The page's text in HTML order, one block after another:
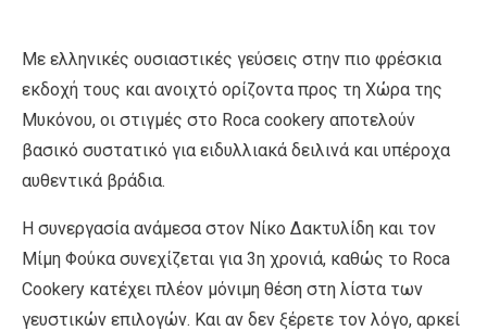
Με ελληνικές ουσιαστικές γεύσεις στην πιο φρέσκια
εκδοχή τους και ανοιχτό ορίζοντα προς τη Χώρα της
Μυκόνου, οι στιγμές στο Roca cookery αποτελούν
βασικό συστατικό για ειδυλλιακά δειλινά και υπέροχα
αυθεντικά βράδια.
Η συνεργασία ανάμεσα στον Νίκο Δακτυλίδη και τον
Μίμη Φούκα συνεχίζεται για 3η χρονιά, καθώς το Roca
Cookery κατέχει πλέον μόνιμη θέση στη λίστα των
γευστικών επιλογών. Και αν δεν ξέρετε τον λόγο, αρκεί